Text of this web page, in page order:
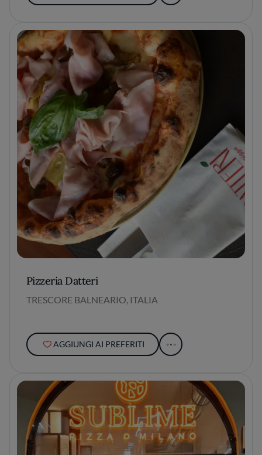
Pizzeria Datteri
TRESCORE BALNEARIO, ITALIA
AGGIUNGI AI PREFERITI